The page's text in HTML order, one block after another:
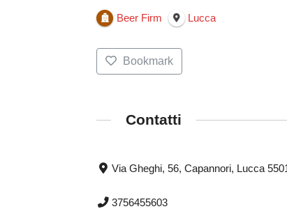
Beer Firm Lucca
Bookmark
Contatti
Via Gheghi, 56, Capannori, Lucca
3756455603